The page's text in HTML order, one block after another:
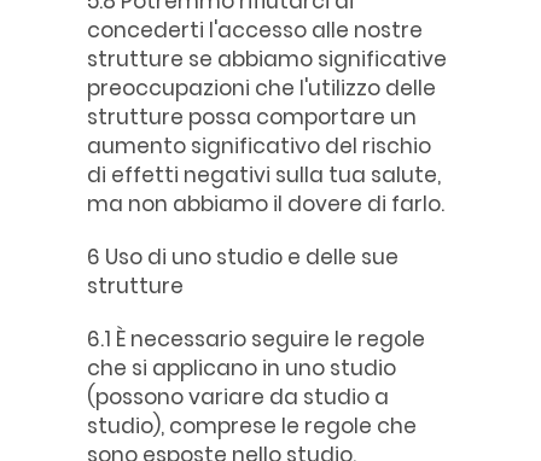
concederti l'accesso alle nostre
strutture se abbiamo significative
preoccupazioni che l'utilizzo delle
strutture possa comportare un
aumento significativo del rischio
di effetti negativi sulla tua salute,
ma non abbiamo il dovere di farlo.
6 Uso di uno studio e delle sue
strutture
6.1 È necessario seguire le regole
che si applicano in uno studio
(possono variare da studio a
studio), comprese le regole che